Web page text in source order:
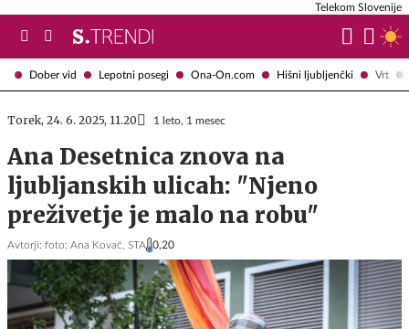
Dober vid Lepotni posegi Ona-On.com Hišni ljubljenčki Vrt
Telekom Slovenije
Torek, 24. 6. 2025, 11.20 1 leto, 1 mesec
Ana Desetnica znova na
ljubljanskih ulicah: "Njeno
preživetje je malo na robu"
Avtorji: foto: Ana Kovač, STA 0,20